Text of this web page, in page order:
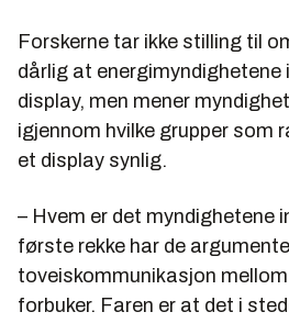
Forskerne tar ikke stilling til
dårlig at energimyndighetene
display, men mener
igjennom hvilke grupper som
et display synlig.
– Hvem er det myndighetene
første rekke har de
toveiskommunikasjon
forbuker. Faren er at det i